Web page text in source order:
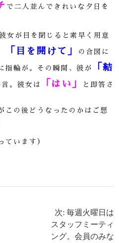
で二人並んできれいな夕日を
女が目を閉じると素早く用意
「目を開けて」 の合図に
指輪が。その瞬間、彼が
「結
言。彼女は 「はい」
と即答さ
この後どうなったのかはご想
ています）
次: 毎週火曜日は
スタッフミーティ
ング。会員のみな